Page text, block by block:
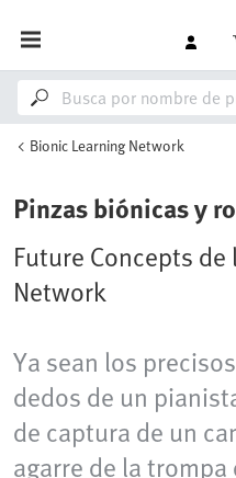
Bionic Learning Network
Pinzas biónicas y
Future Concepts
Network
Ya sean los
dedos de un
de captura de un
agarre de la